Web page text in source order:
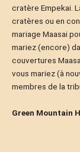
cratère Empekai.
cratères ou en
mariage Maasai
mariez (encore)
couvertures
vous mariez (à
membres de la
Green Mountain